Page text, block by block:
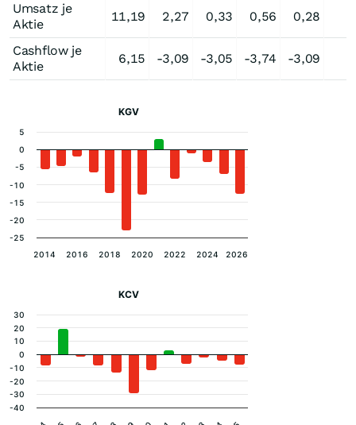
Umsatz je
Aktie
11,19 2,27 0,33 0,56 0,28
Cashflow je
Aktie
6,15 -3,09 -3,05 -3,74 -3,09
KGV
2014 2016 2018 2020 2022 2024 2026
-25
-20
-15
-10
-5
0
5
KCV
-40
-30
-20
-10
0
10
20
30